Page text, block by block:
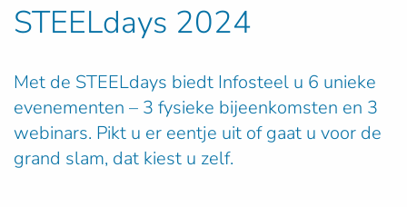
STEELdays 2024
Met de STEELdays biedt Infosteel u 6 unieke
evenementen – 3 fysieke bijeenkomsten en 3
webinars. Pikt u er eentje uit of gaat u voor de
grand slam, dat kiest u zelf.